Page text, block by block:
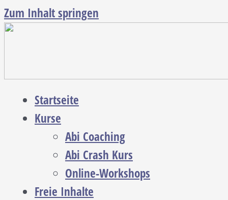
Zum Inhalt springen
Startseite
Kurse
Abi Coaching
Abi Crash Kurs
Online-Workshops
Freie Inhalte